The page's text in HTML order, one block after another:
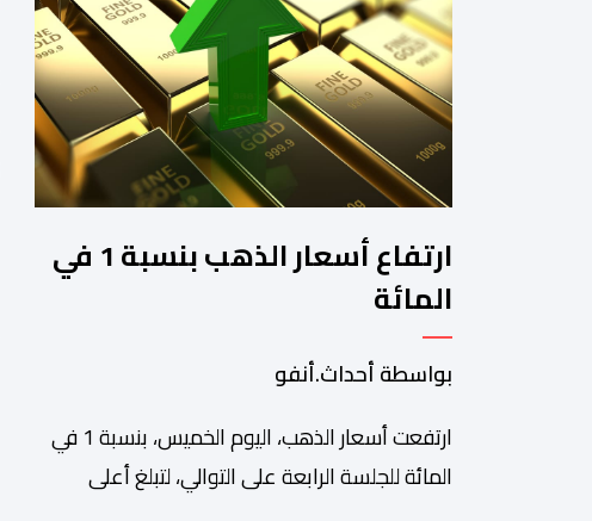
ارتفاع أسعار الذهب بنسبة 1 في
المائة
بواسطة أحداث.أنفو
ارتفعت أسعار الذهب، اليوم الخميس، بنسبة 1 في
المائة للجلسة الرابعة على التوالي، لتبلغ أعلى